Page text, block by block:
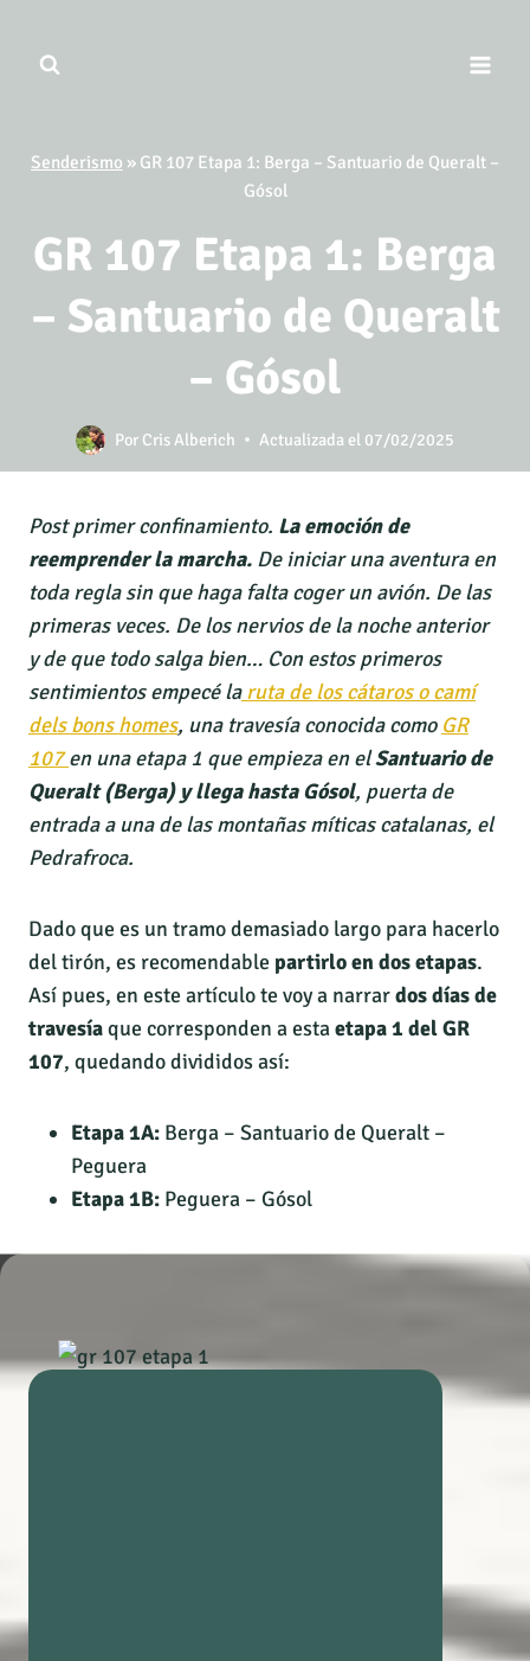
contenido
Senderismo » GR 107 Etapa 1: Berga – Santuario de Queralt –
Gósol
GR 107 Etapa 1: Berga
– Santuario de Queralt
– Gósol
Por Cris Alberich Actualizada el 07/02/2025
Post primer confinamiento. La emoción de
reemprender la marcha. De iniciar una aventura en
toda regla sin que haga falta coger un avión. De las
primeras veces. De los nervios de la noche anterior
y de que todo salga bien… Con estos primeros
sentimientos empecé laruta de los cátaros o camí
dels bons homes, una travesía conocida como GR
107en una etapa 1 que empieza en elSantuario de
Queralt (Berga) y llega hasta Gósol, puerta de
entrada a una de las montañas míticas catalanas, el
Pedrafroca.
Dado que es un tramo demasiado largo para hacerlo
del tirón, es recomendable partirlo en dos etapas.
Así pues, en este artículo te voy a narrardos días de
travesíaque corresponden a estaetapa 1 del GR
107, quedando divididos así:
Etapa 1A: Berga – Santuario de Queralt –
Peguera
Etapa 1B: Peguera – Gósol